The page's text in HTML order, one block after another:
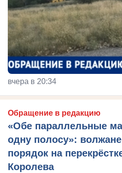
вчера в 20:34
Обращение в редакцию
«Обе параллельные
одну полосу»:
порядок на
Королева